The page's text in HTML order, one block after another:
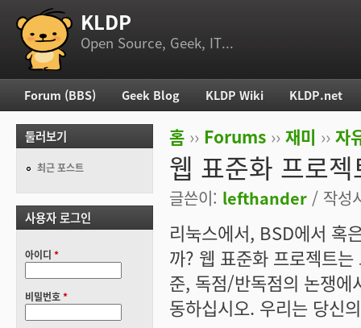
부 메뉴 KLDP
Open Source, Geek, IT...
현재 위치
홈 ›› Forums ›› 재미 ›› 자
웹 표준화 프로
글쓴이: lefthander / 작성
리눅스에서, BSD에서 혹
까? 웹 표준화 프로젝트
준, 독점/반독점의 논쟁에
동하십시오. 우리는 당신
주 메뉴
Forum (BBS) Geek Blog KLDP Wiki KLDP.net
둘러보기
최근 포스트
사용자 로그인
아이디 *
비밀번호*